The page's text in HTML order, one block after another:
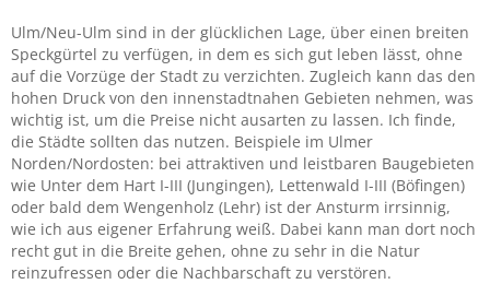
Ulm/Neu-Ulm sind in der glücklichen Lage, über einen breiten
Speckgürtel zu verfügen, in dem es sich gut leben lässt, ohne
auf die Vorzüge der Stadt zu verzichten. Zugleich kann das den
hohen Druck von den innenstadtnahen Gebieten nehmen, was
wichtig ist, um die Preise nicht ausarten zu lassen. Ich finde,
die Städte sollten das nutzen. Beispiele im Ulmer
Norden/Nordosten: bei attraktiven und leistbaren Baugebieten
wie Unter dem Hart I-III (Jungingen), Lettenwald I-III (Böfingen)
oder bald dem Wengenholz (Lehr) ist der Ansturm irrsinnig,
wie ich aus eigener Erfahrung weiß. Dabei kann man dort noch
recht gut in die Breite gehen, ohne zu sehr in die Natur
reinzufressen oder die Nachbarschaft zu verstören.